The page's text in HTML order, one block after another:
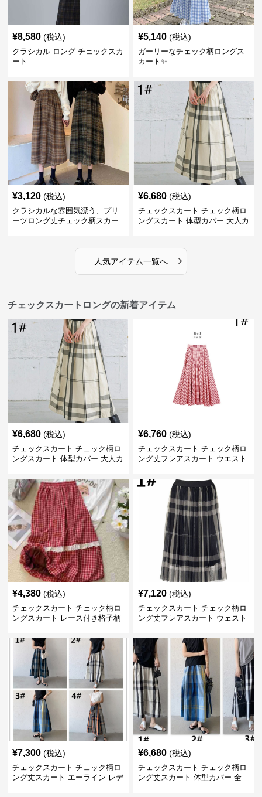
¥8,580 (税込)
クラシカル ロング チェックスカ
ート
¥5,140 (税込)
ガーリーなチェック柄ロングス
カート✨
¥3,120 (税込)
クラシカルな雰囲気漂う、プリ
ーツロング丈チェック柄スカー
¥6,680 (税込)
チェックスカート チェック柄ロ
ングスカート 体型カバー 大人カ
人気アイテム一覧へ ›
チェックスカートロングの新着アイテム
¥6,680 (税込)
チェックスカート チェック柄ロ
ングスカート 体型カバー 大人カ
¥6,760 (税込)
チェックスカート チェック柄ロ
ング丈フレアスカート ウエスト
¥4,380 (税込)
チェックスカート チェック柄ロ
ングスカート レース付き格子柄
¥7,120 (税込)
チェックスカート チェック柄ロ
ング丈フレアスカート ウェスト
¥7,300 (税込)
チェックスカート チェック柄ロ
ング丈スカート エーライン レデ
¥6,680 (税込)
チェックスカート チェック柄ロ
ング丈スカート 体型カバー 全